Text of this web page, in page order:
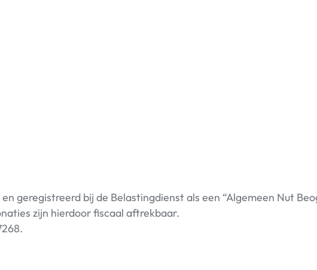
geregistreerd bij de Belastingdienst als een “Algemeen Nut
zijn hierdoor fiscaal aftrekbaar.